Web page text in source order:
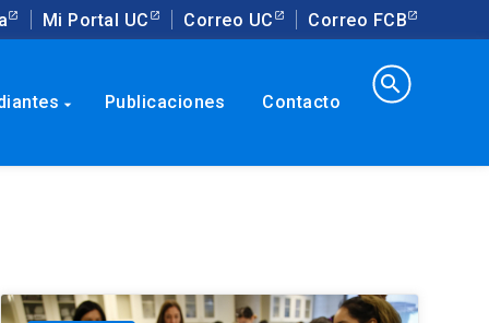
Mi Portal UC Correo UC Correo FCB
arrow_drop_down Publicaciones Contacto
search